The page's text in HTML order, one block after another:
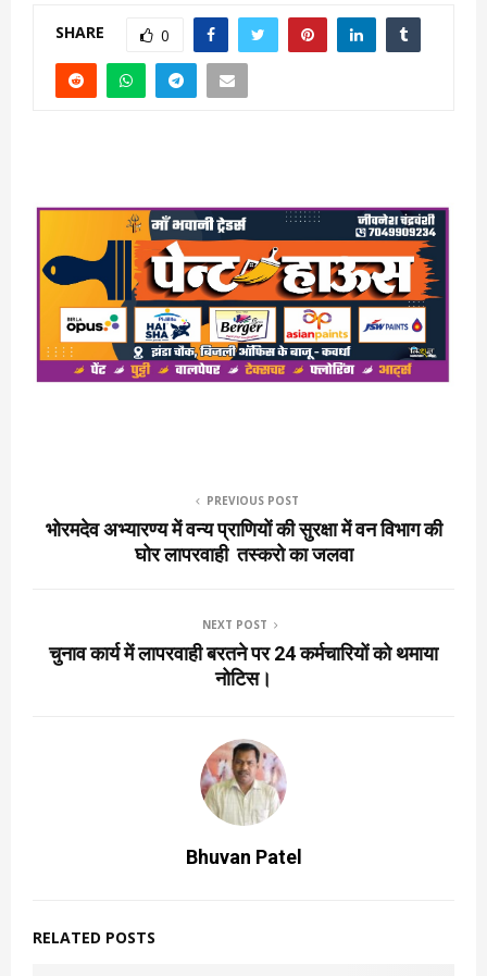
SHARE 0
PREVIOUS POST
भोरमदेव अभ्यारण्य में वन्य प्राणियों की सुरक्षा में वन विभाग की
घोर लापरवाही तस्करो का जलवा
NEXT POST
चुनाव कार्य में लापरवाही बरतने पर 24 कर्मचारियों को थमाया
नोटिस।
Bhuvan Patel
RELATED POSTS